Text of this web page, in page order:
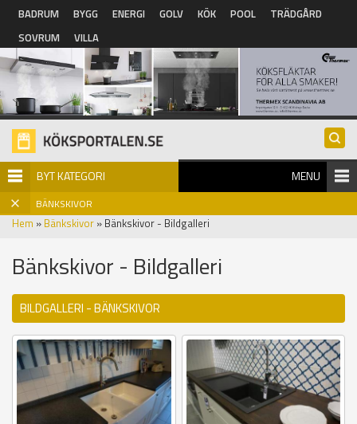
Hoppa till huvudinnehåll
BADRUM BYGG ENERGI GOLV KÖK POOL
TRÄDGÅRD
SOVRUM
VILLA
BYT KATEGORI MENU
BÄNKSKIVOR
Hem » Bänkskivor » Bänkskivor - Bildgalleri
Bänkskivor - Bildgalleri
BILDGALLERI - BÄNKSKIVOR